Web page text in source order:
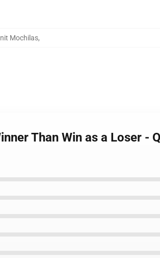
Mochilas,
Than Win as a Loser -